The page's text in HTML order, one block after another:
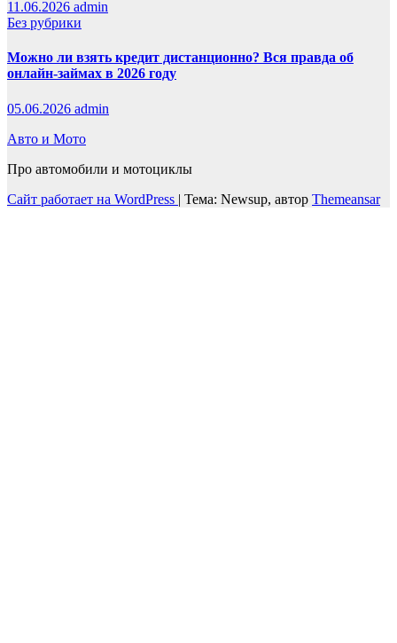
11.06.2026 admin
Без рубрики
Можно ли взять кредит дистанционно? Вся правда об
онлайн-займах в 2026 году
05.06.2026 admin
Авто и Мото
Про автомобили и мотоциклы
Сайт работает на WordPress | Тема: Newsup, автор Themeansar